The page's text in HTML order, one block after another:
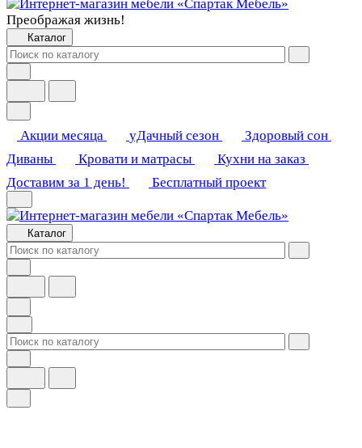
Преображая жизнь!
Каталог
Акции месяца уДачный сезон
Здоровый сон
Диваны
Кровати и матрасы
Кухни на заказ
Доставим за 1 день!
Бесплатный проект
Каталог